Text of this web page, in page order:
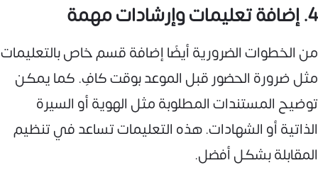
4. إضافة تعليمات وإرشادات مهمة
من الخطوات الضرورية أيضًا إضافة قسم خاص بالتعليمات
مثل ضرورة الحضور قبل الموعد بوقت كافٍ. كما يمكن
توضيح المستندات المطلوبة مثل الهوية أو السيرة
الذاتية أو الشهادات. هذه التعليمات تساعد في تنظيم
المقابلة بشكل أفضل.